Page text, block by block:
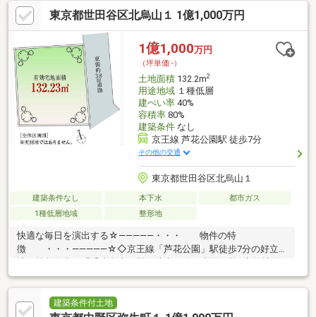
安心の立地♪ご見学予約受付中です。お気軽にお問い合わせくださ
い。☆━━━…‥・ ━☆━ ・‥…━━━☆
東京都世田谷区北烏山１ 1億1,000万円
1億1,000万円
（坪単価:-）
土地面積132.2m2
用途地域１種低層
建ぺい率40%
容積率80%
建築条件なし
京王線 芦花公園駅 徒歩7分
その他の交通
東京都世田谷区北烏山１
建築条件なし 本下水
都市ガス
1種低層地域
整形地
快適な毎日を演出する☆―――――・・・ 物件の特
徴 ・・・―――――☆◇京王線「芦花公園」駅徒歩7分の好立
積約39坪、建築条件なし！お好きなハウスメーカーで自由設計の
邸宅を建築できます！◇隣地が抜けており、陽当たり良好な住環
境！周辺には烏山公園や小学校が徒歩7分圏内に揃う好立地♪◆ス
建築条件付土地